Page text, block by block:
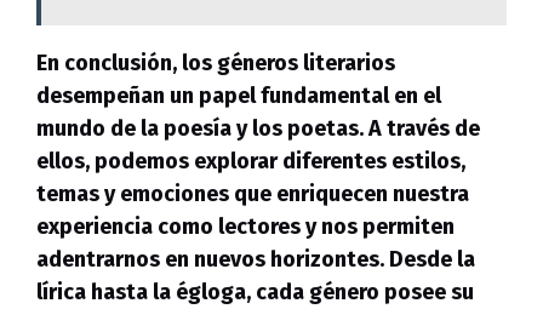
En conclusión, los géneros literarios
desempeñan un papel fundamental en el
mundo de la poesía y los poetas. A través de
ellos, podemos explorar diferentes estilos,
temas y emociones que enriquecen nuestra
experiencia como lectores y nos permiten
adentrarnos en nuevos horizontes. Desde la
lírica hasta la égloga, cada género posee su